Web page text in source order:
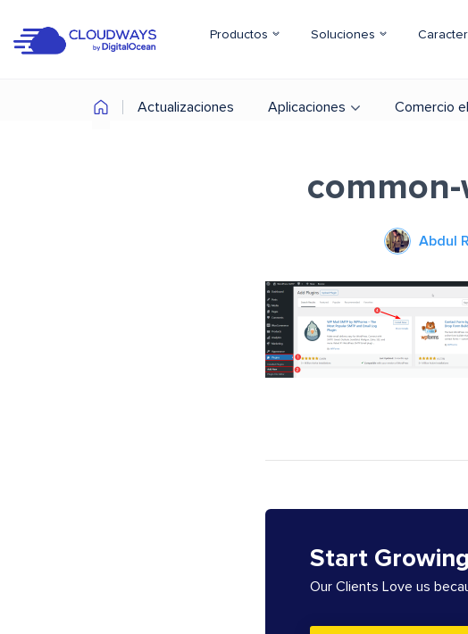
Productos Soluciones
Actualizaciones Aplicaciones Comercio
Abdul
Start
Our Clients Love us